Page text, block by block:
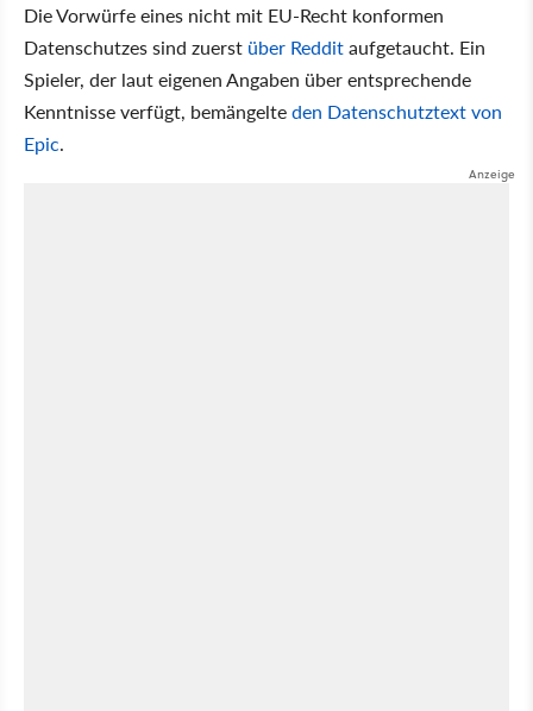
Die Vorwürfe eines nicht mit EU-Recht konformen
Datenschutzes sind zuerst über Redditaufgetaucht. Ein
Spieler, der laut eigenen Angaben über entsprechende
Kenntnisse verfügt, bemängelteden Datenschutztext von
Epic.